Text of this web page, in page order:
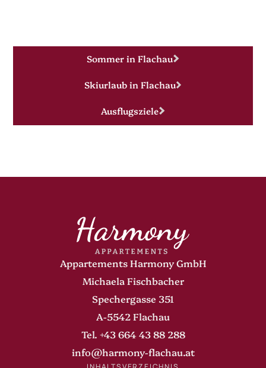
Sommer in Flachau
Skiurlaub in Flachau
Ausflugsziele
Appartements Harmony GmbH
Michaela Fischbacher
Spechergasse 351
A-5542 Flachau
Tel. +43 664 43 88 288
info@harmony-flachau.at